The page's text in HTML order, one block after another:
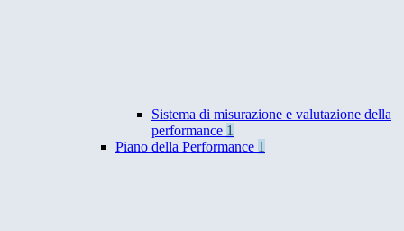
Sistema di misurazione e valutazione della
performance 1
Piano della Performance 1